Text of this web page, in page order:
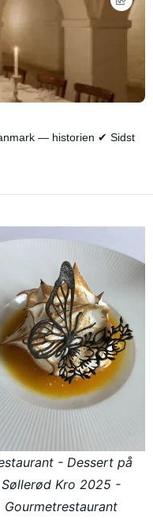
— historien ✔ Sidst
- Dessert på
Søllerød Kro 2025 -
Gourmetrestaurant